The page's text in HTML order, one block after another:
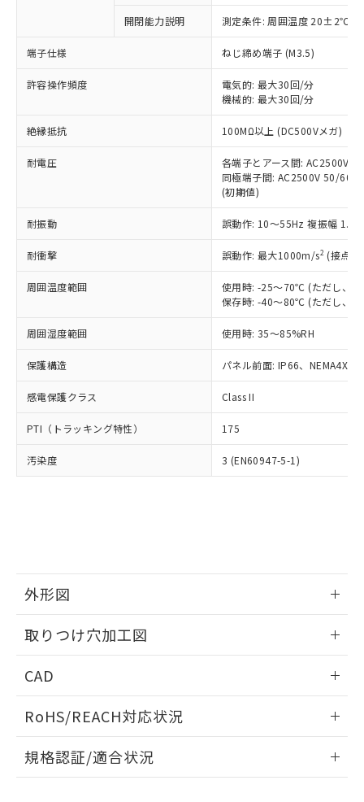
開閉能力説明 測定条件: 周囲温度 20±2℃、
端子仕様 ねじ締め端子 (M3.5)
許容操作頻度
電気的: 最大30回/分
機械的: 最大30回/分
絶縁抵抗 100MΩ以上 (DC500Vメガ)
耐電圧
各端子とアース間: AC2500V
同極端子間: AC2500V 50/
(初期値)
耐振動 誤動作: 10～55Hz 複振幅
耐衝撃 誤動作: 最大1000m/s2 (接点
周囲温度範囲
使用時: -25～70℃ (ただし、氷
保存時: -40～80℃ (ただし、氷
周囲湿度範囲 使用時: 35～85%RH
保護構造 パネル前面: IP66、NEMA4X,
感電保護クラス Class II
PTI（トラッキング特性） 175
汚染度 3 (EN60947-5-1)
外形図
取りつけ穴加工図
CAD
ドすることができます。
ログイン/会員登録
RoHS/REACH対応状況
EU RoHS 注意事項・凡例
規格認証/適合状況
以下の条件をお読みいただき、同意のうえ
ご利用ください。
本サービスは、当社制御機器事業取扱
商品の当社在庫状況および標準価格
当社制御機器事業取扱商品の中には、
本サービスの対象外となる商品もある
ことをご了承ください。
在庫状況および標準価格照会結果は、
記載している更新日時点での社内デー
タに基づき作成されるものであり、閲
覧された時点での実際の在庫および標
準価格とは異なる場合があることをご
正式な納期状況および標準価格はお客
様のお取引先、またはお客様担当のオ
ムロン制御機器販売店・当社販売員に
オムロン制御機器販売店や当社販売拠
販売ネットワーク
」をご確認
ください。
在庫状況および標準価格結果を当社の
事前の承諾なく第三者に漏洩または開
マイパーツ機能（部品リスト作成サー
および当社の共同利用者が、当社の製
※当社の共同利用者とは、
の共同利用に関して"
の「1.共同利
対応予定なし：EU RoHS指令（10物質）の
非含有に非対応の商品で、対応品を出す予
定はありません。
調査・確認中：EU RoHS指令（10物質）の
非含有の対応状況を調査中または確認中の
非該当品：ライセンス料など無形物で、有
害物質有無と関係のない商品です。
いたものが、含有品と判明した場合などや
むを得ず変更することがあります。
六価クロム(Cr(Ⅵ)) 1000ppm以下、ポリ臭化ビフェニル
類(PBB) 1000ppm以下、ポリ臭化ジフェニルエーテル類
(PBDE) 1000ppm以下、フタル酸ビス(2-エチルヘキシ
ル) (DEHP)(別名：DOP) 1000ppm以下、フタル酸ブチ
ルベンジル（BBP） 1000ppm以下、フタル酸ジブチル
（DBP） 1000ppm以下、フタル酸ジイソブチル
(DIBP) 1000ppm以下
フタル酸エステル類の４物質については閾値を超える意
図的な使用がないことを確認しています。
※2 対応予定月
部品在庫の切り替え状況などにより、予定
月が前後することがあります。
とができます。
EU RoHS指令（10物質）の非含有証明書
ものではありません。
また、RoHS指令のフタル酸エステル類４
物質の対応では、対応完了までの期間は出
荷製品に未対応品が混在することから備考
欄に対応日を記載しておりました。
※1 中国RoHS○×表
「○」：最大均質材料含有率が中国RoHSの
基準値以下であることを示します。
「×」：最大均質材料含有率が中国RoHSの
基準値を超えていることを示します。
「－」：未確認です。当社販売部門へお問
*中国RoHS10物質の基準値 (GB/T26572)：
Pb(鉛) :1000ppm、 Hg(水銀) : 1000ppm、 Cd(カドミウ
Cr(Ⅵ)(六価クロム) : 1000ppm、 PBBs(ポリ臭化ビフェ
ニル類) : 1000ppm、 PBDEs(ポリ臭化ジフェニルエーテ
DBP(フタル酸ジブチル) : 1000ppm、 DIBP(フタル酸ジ
イソブチル) : 1000ppm、 BBP(フタル酸ブチルベンジ
ル) : 1000ppm、
DEHP(フタル酸ビス(2-エチルヘキシル)) : 1000ppm
※2 環境保護使用期限
「ｅ」：有害物質（10物質）のすべてが基
準値以下であることを示します。
「10」：通常の使用状況下において有害物
質が外部に漏えいし、環境に深刻な影響を
当社は、これら貴社製品のうち、外国
為替および外国貿易法に定める商品
（以下｢規制貨物等」という）を輸出
または国外への提供する場合は、日本
国政府の輸出許可(または役務取引許
可)を取得するなどの必要な手続きを
当社は規制貨物を破棄する場合は、完
全に破砕するなど、違法に輸出されな
いよう必要な手段を講じます。
ル、化学兵器、生物兵器またはその他
武器並びにこれらの製造装置等に一切
使用いたしません。
当社は、貴社製品を第三者に販売する
場合は、上記1、2および3の内容を当
該第三者に通知します。また当社は、
販売先および販売に係わる関係者が違
法に輸出するおそれがある場合は、取
○ 一定数以上の在庫あり
一定数には満たないが在庫あり
在庫なし(最新の在庫状況につ
いては、お客様のお取引先、ま
たはお客様担当のオムロン制御
機器販売店・当社販売員にご確
認ください)
受注生産機種、また在庫状況の